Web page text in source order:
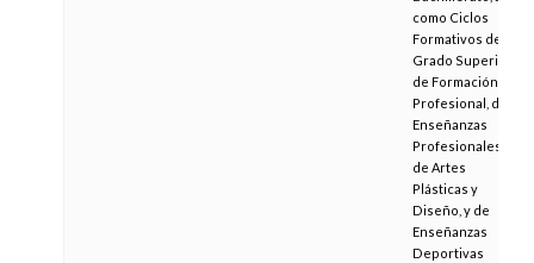
como Ciclos
Formativos de
Grado Superior
de Formación
Profesional, de
Enseñanzas
Profesionales
de Artes
Plásticas y
Diseño, y de
Enseñanzas
Deportivas